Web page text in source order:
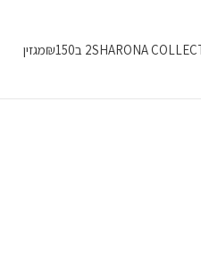
SHARONA2 ב₪150 מגזין